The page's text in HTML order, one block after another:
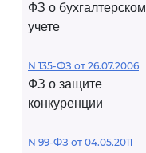
ФЗ о бухгалтерском
учете
N 135-ФЗ от 26.07.2006
ФЗ о защите
конкуренции
N 99-ФЗ от 04.05.2011